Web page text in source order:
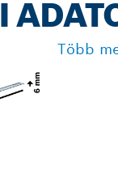
Több